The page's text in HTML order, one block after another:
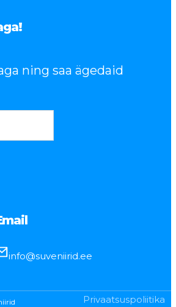
ning saa ägedaid
info@suveniirid.ee
Privaatsuspoliitika